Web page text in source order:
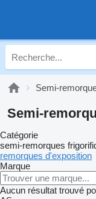
Semi-
Semi-
Catégorie
semi-remorques
remorques d'exposition
Marque
Aucun résultat trouvé